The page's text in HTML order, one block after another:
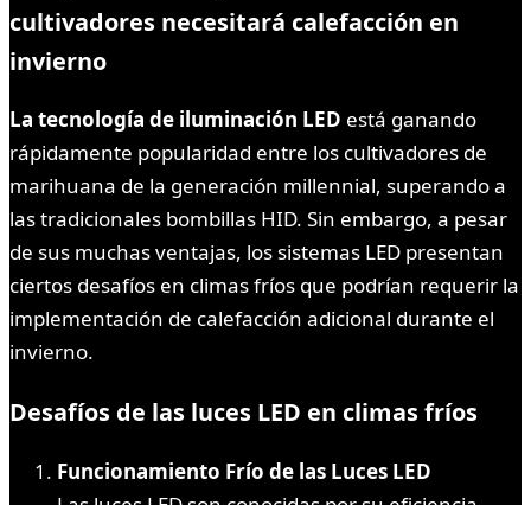
cultivadores necesitará calefacción en
invierno
La tecnología de iluminación LED está ganando
rápidamente popularidad entre los cultivadores de
marihuana de la generación millennial, superando a
las tradicionales bombillas HID. Sin embargo, a pesar
de sus muchas ventajas, los sistemas LED presentan
ciertos desafíos en climas fríos que podrían requerir la
implementación de calefacción adicional durante el
invierno.
Desafíos de las luces LED en climas fríos
Funcionamiento Frío de las Luces LED